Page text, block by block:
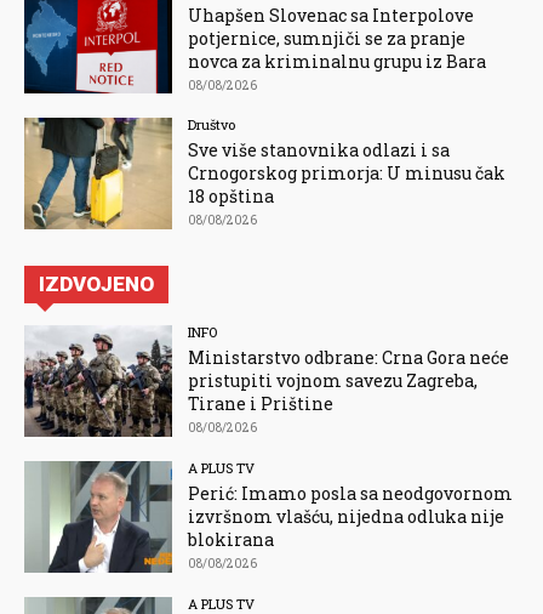
Uhapšen Slovenac sa Interpolove
potjernice, sumnjiči se za pranje
novca za kriminalnu grupu iz Bara
08/08/2026
Društvo
Sve više stanovnika odlazi i sa
Crnogorskog primorja: U minusu čak
18 opština
08/08/2026
IZDVOJENO
INFO
Ministarstvo odbrane: Crna Gora neće
pristupiti vojnom savezu Zagreba,
Tirane i Prištine
08/08/2026
A PLUS TV
Perić: Imamo posla sa neodgovornom
izvršnom vlašću, nijedna odluka nije
blokirana
08/08/2026
A PLUS TV